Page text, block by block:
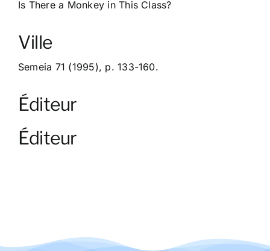
Is There a Monkey in This Class?
Ville
Semeia 71 (1995), p. 133-160.
Éditeur
Éditeur